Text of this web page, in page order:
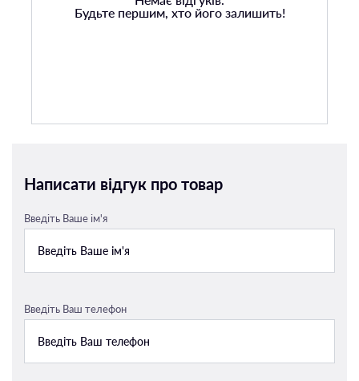
Будьте першим, хто його залишить!
Написати відгук про товар
Введіть Ваше ім'я
Введіть Ваш телефон